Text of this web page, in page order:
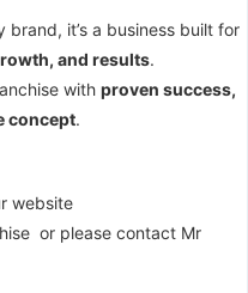
brand, it’s a business built for
and results.
with proven success,
concept.
website
or please contact Mr